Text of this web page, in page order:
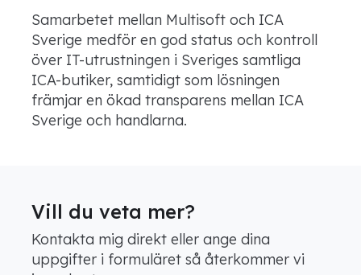
Samarbetet mellan Multisoft och ICA
Sverige medför en god status och kontroll
över IT-utrustningen i Sveriges samtliga
ICA-butiker, samtidigt som lösningen
främjar en ökad transparens mellan ICA
Sverige och handlarna.
Vill du veta mer?
Kontakta mig direkt eller ange dina
uppgifter i formuläret så återkommer vi